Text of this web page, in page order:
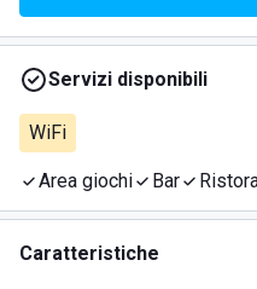
Servizi disponibili
WiFi
Area giochi Bar
Caratteristiche